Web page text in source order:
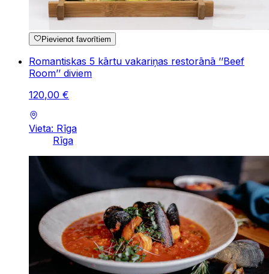
Pievienot favorītiem
Romantiskas 5 kārtu vakariņas restorānā ’’Beef
Room’’ diviem
120,00 €
Vieta: Rīga
Rīga